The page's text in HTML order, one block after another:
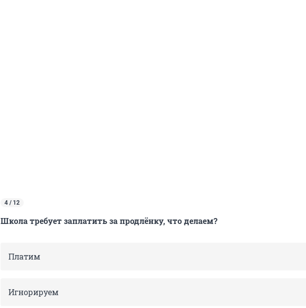
4 / 12
Школа требует заплатить за продлёнку, что делаем?
Платим
Игнорируем